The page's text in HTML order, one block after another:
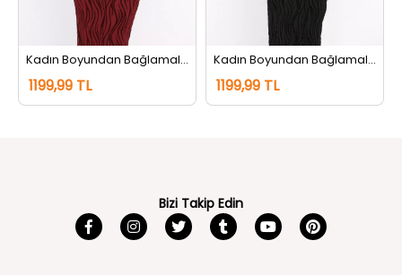
Kadın Boyundan Bağlamalı Gold Detaylı Flog Abiye Elbise Bordo
1199,99 TL
Kadın Boyundan Bağlamalı Gold Detaylı Flog Abiye Elbise Siyah
1199,99 TL
Bizi Takip Edin